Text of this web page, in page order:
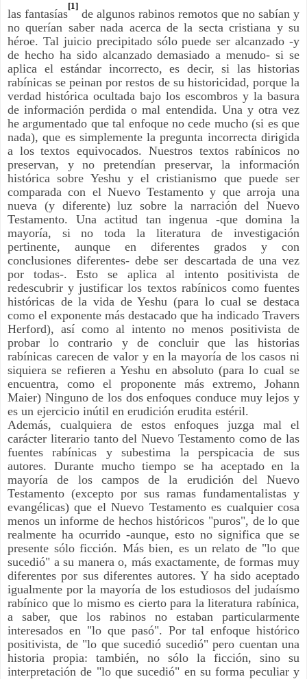
las fantasías
[1]
de algunos rabinos remotos que no sabían y
no querían saber nada acerca de la secta cristiana y su
héroe. Tal juicio precipitado sólo puede ser alcanzado -y
de hecho ha sido alcanzado demasiado a menudo- si se
aplica el estándar incorrecto, es decir, si las historias
rabínicas se peinan por restos de su historicidad, porque la
verdad histórica ocultada bajo los escombros y la basura
de información perdida o mal entendida. Una y otra vez
he argumentado que tal enfoque no cede mucho (si es que
nada), que es simplemente la pregunta incorrecta dirigida
a los textos equivocados. Nuestros textos rabínicos no
preservan, y no pretendían preservar, la información
histórica sobre Yeshu y el cristianismo que puede ser
comparada con el Nuevo Testamento y que arroja una
nueva (y diferente) luz sobre la narración del Nuevo
Testamento. Una actitud tan ingenua -que domina la
mayoría, si no toda la literatura de investigación
pertinente, aunque en diferentes grados y con
conclusiones diferentes- debe ser descartada de una vez
por todas-. Esto se aplica al intento positivista de
redescubrir y justificar los textos rabínicos como fuentes
históricas de la vida de Yeshu (para lo cual se destaca
como el exponente más destacado que ha indicado Travers
Herford), así como al intento no menos positivista de
probar lo contrario y de concluir que las historias
rabínicas carecen de valor y en la mayoría de los casos ni
siquiera se refieren a Yeshu en absoluto (para lo cual se
encuentra, como el proponente más extremo, Johann
Maier) Ninguno de los dos enfoques conduce muy lejos y
es un ejercicio inútil en erudición erudita estéril.
Además, cualquiera de estos enfoques juzga mal el
carácter literario tanto del Nuevo Testamento como de las
fuentes rabínicas y subestima la perspicacia de sus
autores. Durante mucho tiempo se ha aceptado en la
mayoría de los campos de la erudición del Nuevo
Testamento (excepto por sus ramas fundamentalistas y
evangélicas) que el Nuevo Testamento es cualquier cosa
menos un informe de hechos históricos "puros", de lo que
realmente ha ocurrido -aunque, esto no significa que se
presente sólo ficción. Más bien, es un relato de "lo que
sucedió" a su manera o, más exactamente, de formas muy
diferentes por sus diferentes autores. Y ha sido aceptado
igualmente por la mayoría de los estudiosos del judaísmo
rabínico que lo mismo es cierto para la literatura rabínica,
a saber, que los rabinos no estaban particularmente
interesados ​​en "lo que pasó". Por tal enfoque histórico
positivista, de "lo que sucedió sucedió" pero cuentan una
historia propia: también, no sólo la ficción, sino su
interpretación de "lo que sucedió" en su forma peculiar y